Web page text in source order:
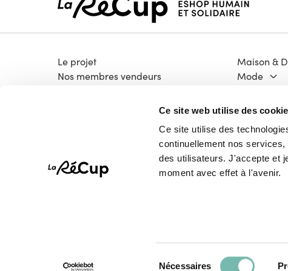
Ce site web utilise des
Ce site utilise des
continuellement nos
des utilisateurs. J'accepte et
moment avec effet à l'avenir.
Nécessaires
Le projet
Nos membres vendeurs
Maison &
Mode
Bricolage
Vélos
High-Tech
Pépites
Tous droits réservés © La Récup.be 2026